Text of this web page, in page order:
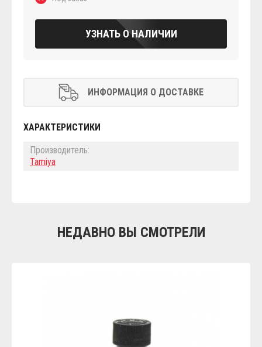
УЗНАТЬ О НАЛИЧИИ
ИНФОРМАЦИЯ О ДОСТАВКЕ
ХАРАКТЕРИСТИКИ
Производитель:
Tamiya
НЕДАВНО ВЫ СМОТРЕЛИ